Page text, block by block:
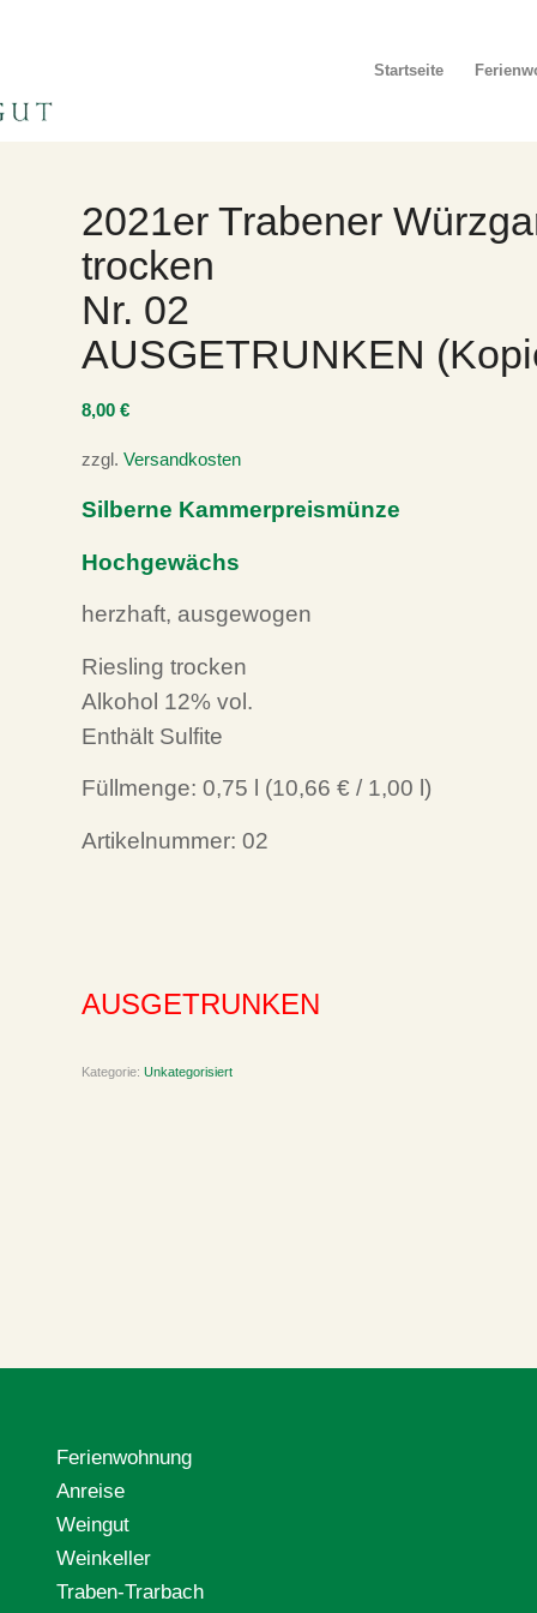
Startseite
2021er Trabener
trocken
Nr. 02
AUSGETRUNKEN
8,00€
zzgl.Versandkosten
Silberne Kammerpreismünze
Hochgewächs
herzhaft, ausgewogen
Riesling trocken
Alkohol 12% vol.
Enthält Sulfite
Füllmenge: 0,75 l (10,66 € / 1,00 l)
Artikelnummer: 02
AUSGETRUNKEN
Kategorie:Unkategorisiert
Ferienwohnung
Anreise
Weingut
Weinkeller
Traben-Trarbach